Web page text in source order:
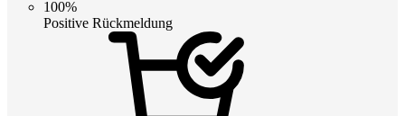
100%
Positive Rückmeldung